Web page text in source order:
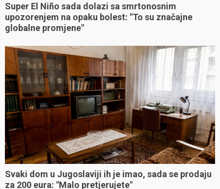
Super El Niño sada dolazi sa smrtonosnim
upozorenjem na opaku bolest: "To su značajne
globalne promjene"
Svaki dom u Jugoslaviji ih je imao, sada se prodaju
za 200 eura: "Malo pretjerujete"